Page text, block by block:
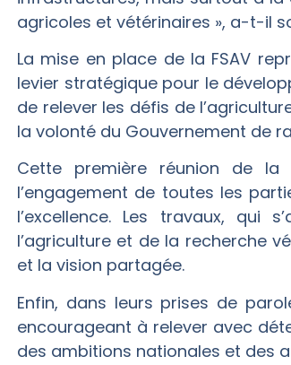
agricoles et vétérinaires », a-t-il
La mise en place de la FSAV
levier stratégique pour le
de relever les défis de
la volonté du Gouvernement de
Cette première réunion de la
l’engagement de toutes les
l’excellence. Les travaux, qui
l’agriculture et de la recherche
et la vision partagée.
Enfin, dans leurs prises de
encourageant à relever avec
des ambitions nationales et des